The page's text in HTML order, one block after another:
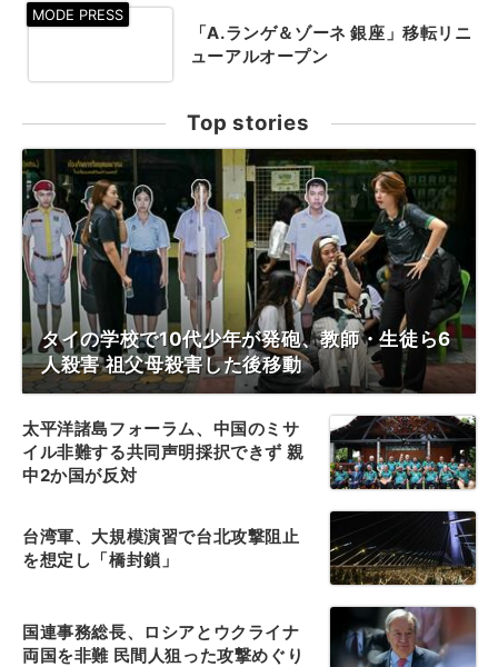
「A.ランゲ＆ゾーネ 銀座」移転リニ
ューアルオープン
Top stories
タイの学校で10代少年が発砲、教師・生徒ら6
人殺害 祖父母殺害した後移動
太平洋諸島フォーラム、中国のミサ
イル非難する共同声明採択できず 親
中2か国が反対
台湾軍、大規模演習で台北攻撃阻止
を想定し「橋封鎖」
国連事務総長、ロシアとウクライナ
両国を非難 民間人狙った攻撃めぐり